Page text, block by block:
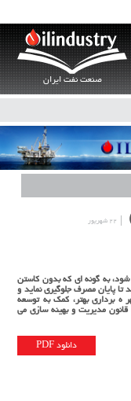
صنعت نفت ایران
۲۲ شهریور
شود، به گونه اي كه بدون كاستن
تا پايان مصرف جلوگيري نمايد و
ه برداري بهتر، كمك به توسعه
مديريت و بهينه سازي مي
دانلود PDF